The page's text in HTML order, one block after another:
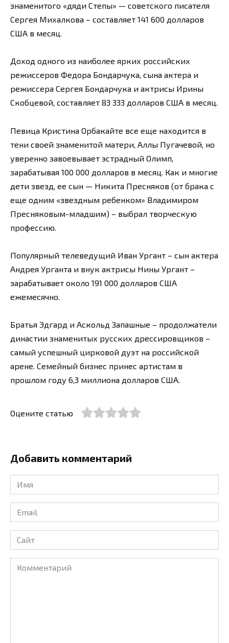
знаменитого «дяди Степы» — советского писателя
Сергея Михалкова – составляет 141 600 долларов
США в месяц.
Доход одного из наиболее ярких российских
режиссеров Федора Бондарчука, сына актера и
режиссера Сергея Бондарчука и актрисы Ирины
Скобцевой, составляет 83 333 долларов США в месяц.
Певица Кристина Орбакайте все еще находится в
тени своей знаменитой матери, Аллы Пугачевой, но
уверенно завоевывает эстрадный Олимп,
зарабатывая 100 000 долларов в месяц. Как и многие
дети звезд, ее сын — Никита Пресняков (от брака с
еще одним «звездным ребенком» Владимиром
Пресняковым-младшим) – выбрал творческую
профессию.
Популярный телеведущий Иван Ургант – сын актера
Андрея Урганта и внук актрисы Нины Ургант –
зарабатывает около 191 000 долларов США
ежемесячно.
Братья Эдгард и Аскольд Запашные – продолжатели
династии знаменитых русских дрессировщиков –
самый успешный цирковой дуэт на российской
арене. Семейный бизнес принес артистам в
прошлом году 6,3 миллиона долларов США.
Оцените статью
Добавить комментарий
Имя
*
Email
*
Сайт
Комментарий